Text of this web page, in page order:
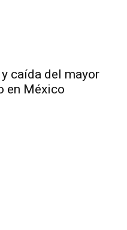
caída del mayor
en México